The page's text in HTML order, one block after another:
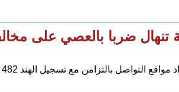
تنهال ضربا بالعصي على
مع تسجيل الهند 482 حالة إصابة بفيروس كورونا مقطع